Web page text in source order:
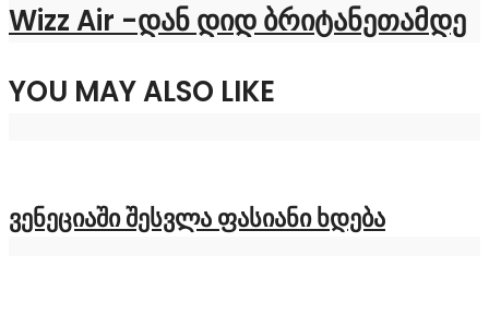
Wizz Air -დან დიდ ბრიტანეთამდე
YOU MAY ALSO LIKE
ვენეციაში შესვლა ფასიანი ხდება